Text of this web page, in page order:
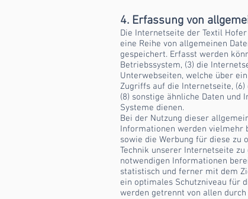
4. Erfassung von
Die Internetseite der Textil
eine Reihe von allgemeinen
gespeichert. Erfasst werden
Betriebssystem, (3) die
Unterwebseiten, welche über
Zugriffs auf die Internetseite,
(8) sonstige ähnliche Daten
Systeme dienen.
Bei der Nutzung dieser
Informationen werden vielmehr
sowie die Werbung für diese zu
Technik unserer Internetseite
notwendigen Informationen
statistisch und ferner mit dem
ein optimales Schutzniveau für
werden getrennt von allen